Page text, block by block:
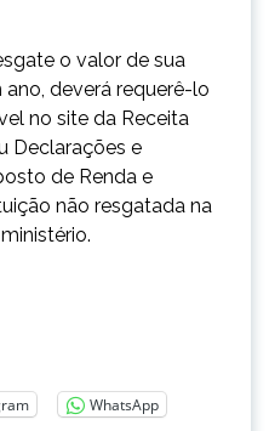
o valor de sua
deverá requerê-lo
no site da Receita
Declarações e
de Renda e
não resgatada na
WhatsApp